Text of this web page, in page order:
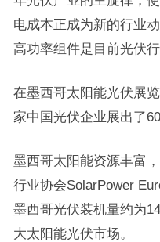
电成本正成为新的行业
高功率组件是目前光伏行
在墨西哥太阳能光伏展
家中国光伏企业展出了
墨西哥太阳能资源丰富
行业协会SolarPower
墨西哥光伏装机量约为
大太阳能光伏市场。